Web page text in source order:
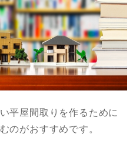
平屋間取りを作るために
のがおすすめです。